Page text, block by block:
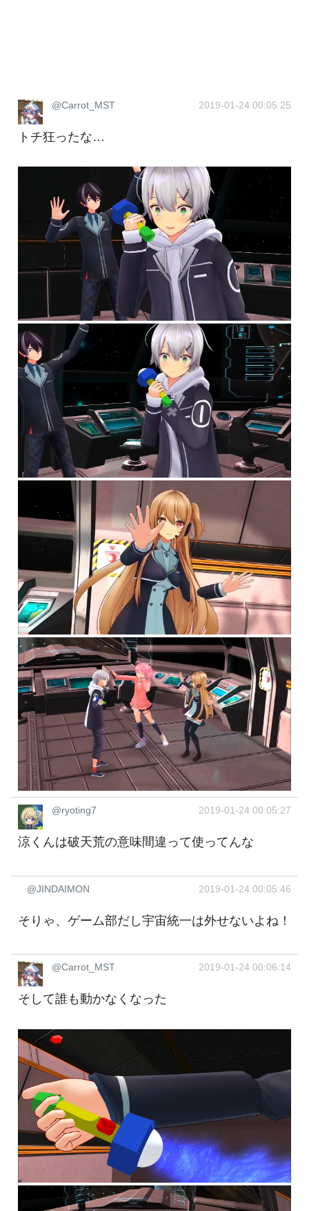
@Carrot_MST 2019-01-24 00:05:25
トチ狂ったな…
@ryoting7 2019-01-24 00:05:27
涼くんは破天荒の意味間違って使ってんな
@JINDAIMON 2019-01-24 00:05:46
そりゃ、ゲーム部だし宇宙統一は外せないよね！
@Carrot_MST 2019-01-24 00:06:14
そして誰も動かなくなった